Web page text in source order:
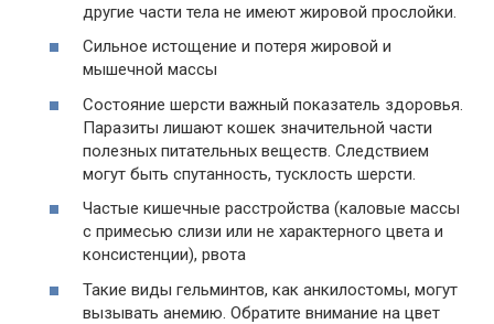
другие части тела не имеют жировой прослойки.
Сильное истощение и потеря жировой и
мышечной массы
Состояние шерсти важный показатель здоровья.
Паразиты лишают кошек значительной части
полезных питательных веществ. Следствием
могут быть спутанность, тусклость шерсти.
Частые кишечные расстройства (каловые массы
с примесью слизи или не характерного цвета и
консистенции), рвота
Такие виды гельминтов, как анкилостомы, могут
вызывать анемию. Обратите внимание на цвет